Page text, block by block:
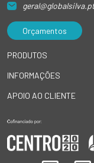
geral@globalsilva.pt
Orçamentos
PRODUTOS
INFORMAÇÕES
APOIO AO CLIENTE